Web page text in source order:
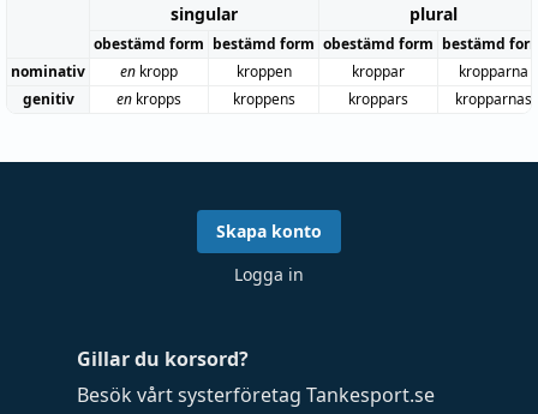
singular
plural
obestämd form bestämd form obestämd form bestämd
nominativ
en kropp kroppen kroppar
kropparna
genitiv
en kropps kroppens kroppars kropparnas
Gillar du korsord?
Besök vårt systerföretag Tankesport.se
Skapa konto
Logga in